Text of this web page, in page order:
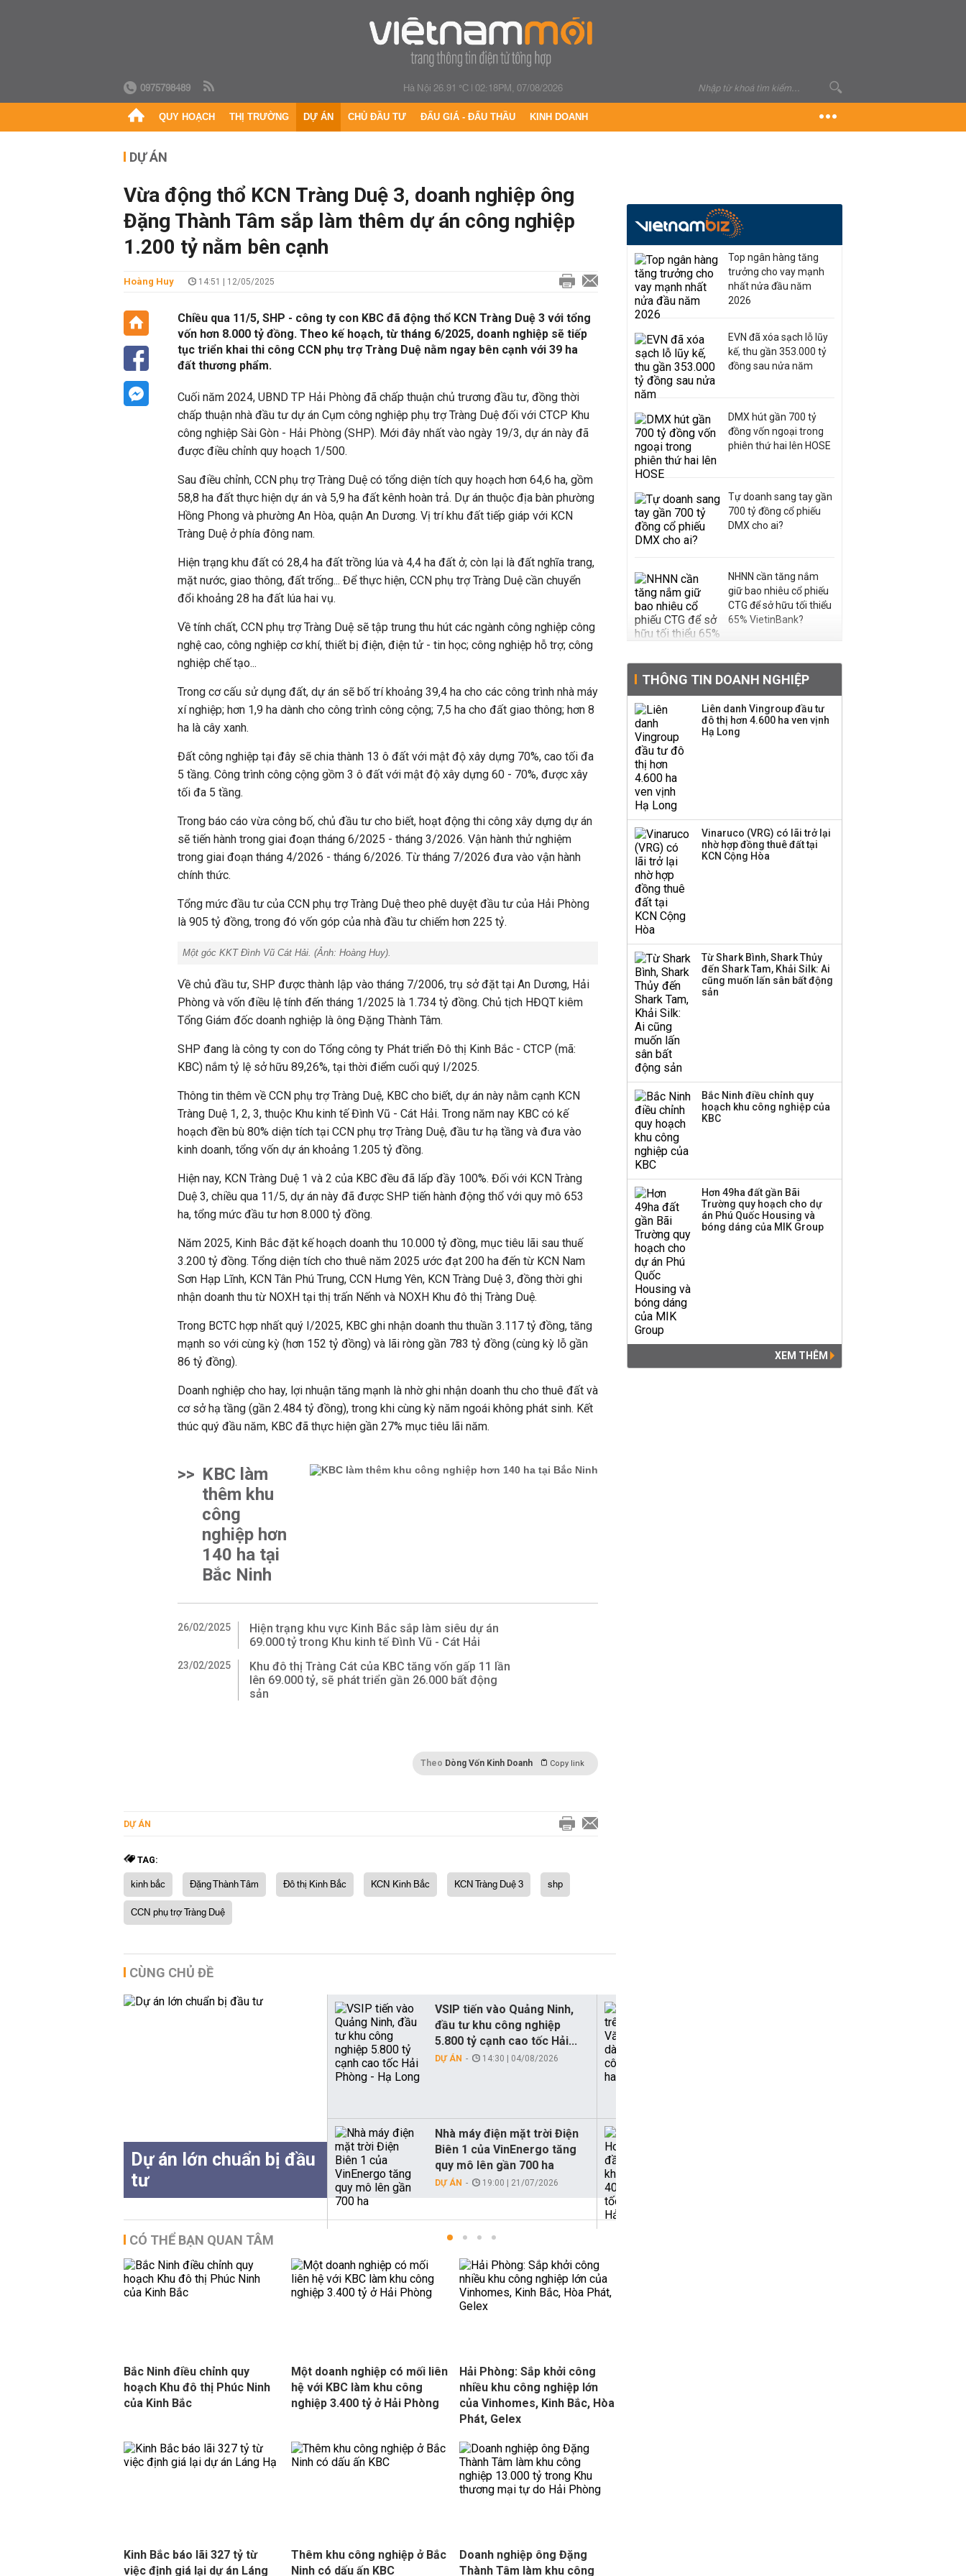
0975798489 Hà Nội 26.91 °C|02:18PM, 07/08/2026
QUY HOẠCH THỊ TRƯỜNG DỰ ÁN CHỦ ĐẦU TƯ ĐẤU GIÁ - ĐẤU THẦU KINH DOANH
DỰ ÁN
Vừa động thổ KCN Tràng Duệ 3, doanh nghiệp ông
Đặng Thành Tâm sắp làm thêm dự án công nghiệp
1.200 tỷ nằm bên cạnh
Hoàng Huy 14:51 | 12/05/2025
Chiều qua 11/5, SHP - công ty con KBC đã động thổ KCN Tràng Duệ 3 với tổng
vốn hơn 8.000 tỷ đồng. Theo kế hoạch, từ tháng 6/2025, doanh nghiệp sẽ tiếp
tục triển khai thi công CCN phụ trợ Tràng Duệ nằm ngay bên cạnh với 39 ha
đất thương phẩm.
Cuối năm 2024, UBND TP Hải Phòng đã chấp thuận chủ trương đầu tư, đồng thời
chấp thuận nhà đầu tư dự án Cụm công nghiệp phụ trợ Tràng Duệ đối với CTCP Khu
công nghiệp Sài Gòn - Hải Phòng (SHP). Mới đây nhất vào ngày 19/3, dự án này đã
được điều chỉnh quy hoạch 1/500.
Sau điều chỉnh, CCN phụ trợ Tràng Duệ có tổng diện tích quy hoạch hơn 64,6 ha, gồm
58,8 ha đất thực hiện dự án và 5,9 ha đất kênh hoàn trả. Dự án thuộc địa bàn phường
Hồng Phong và phường An Hòa, quận An Dương. Vị trí khu đất tiếp giáp với KCN
Tràng Duệ ở phía đông nam.
Hiện trạng khu đất có 28,4 ha đất trồng lúa và 4,4 ha đất ở; còn lại là đất nghĩa trang,
mặt nước, giao thông, đất trống... Để thực hiện, CCN phụ trợ Tràng Duệ cần chuyển
đổi khoảng 28 ha đất lúa hai vụ.
Về tính chất, CCN phụ trợ Tràng Duệ sẽ tập trung thu hút các ngành công nghiệp công
nghệ cao, công nghiệp cơ khí, thiết bị điện, điện tử - tin học; công nghiệp hỗ trợ; công
nghiệp chế tạo...
Trong cơ cấu sử dụng đất, dự án sẽ bố trí khoảng 39,4 ha cho các công trình nhà máy
xí nghiệp; hơn 1,9 ha dành cho công trình công cộng; 7,5 ha cho đất giao thông; hơn 8
ha là cây xanh.
Đất công nghiệp tại đây sẽ chia thành 13 ô đất với mật độ xây dựng 70%, cao tối đa
5 tầng. Công trình công cộng gồm 3 ô đất với mật độ xây dựng 60 - 70%, được xây
tối đa 5 tầng.
Trong báo cáo vừa công bố, chủ đầu tư cho biết, hoạt động thi công xây dựng dự án
sẽ tiến hành trong giai đoạn tháng 6/2025 - tháng 3/2026. Vận hành thử nghiệm
trong giai đoạn tháng 4/2026 - tháng 6/2026. Từ tháng 7/2026 đưa vào vận hành
chính thức.
Tổng mức đầu tư của CCN phụ trợ Tràng Duệ theo phê duyệt đầu tư của Hải Phòng
là 905 tỷ đồng, trong đó vốn góp của nhà đầu tư chiếm hơn 225 tỷ.
Một góc KKT Đình Vũ Cát Hải. (Ảnh: Hoàng Huy).
Về chủ đầu tư, SHP được thành lập vào tháng 7/2006, trụ sở đặt tại An Dương, Hải
Phòng và vốn điều lệ tính đến tháng 1/2025 là 1.734 tỷ đồng. Chủ tịch HĐQT kiêm
Tổng Giám đốc doanh nghiệp là ông Đặng Thành Tâm.
SHP đang là công ty con do Tổng công ty Phát triển Đô thị Kinh Bắc - CTCP (mã:
KBC) nắm tỷ lệ sở hữu 89,26%, tại thời điểm cuối quý I/2025.
Thông tin thêm về CCN phụ trợ Tràng Duệ, KBC cho biết, dự án này nằm cạnh KCN
Tràng Duệ 1, 2, 3, thuộc Khu kinh tế Đình Vũ - Cát Hải. Trong năm nay KBC có kế
hoạch đền bù 80% diện tích tại CCN phụ trợ Tràng Duệ, đầu tư hạ tầng và đưa vào
kinh doanh, tổng vốn dự án khoảng 1.205 tỷ đồng.
Hiện nay, KCN Tràng Duệ 1 và 2 của KBC đều đã lấp đầy 100%. Đối với KCN Tràng
Duệ 3, chiều qua 11/5, dự án này đã được SHP tiến hành động thổ với quy mô 653
ha, tổng mức đầu tư hơn 8.000 tỷ đồng.
Năm 2025, Kinh Bắc đặt kế hoạch doanh thu 10.000 tỷ đồng, mục tiêu lãi sau thuế
3.200 tỷ đồng. Tổng diện tích cho thuê năm 2025 ước đạt 200 ha đến từ KCN Nam
Sơn Hạp Lĩnh, KCN Tân Phú Trung, CCN Hưng Yên, KCN Tràng Duệ 3, đồng thời ghi
nhận doanh thu từ NOXH tại thị trấn Nếnh và NOXH Khu đô thị Tràng Duệ.
Trong BCTC hợp nhất quý I/2025, KBC ghi nhận doanh thu thuần 3.117 tỷ đồng, tăng
mạnh so với cùng kỳ (hơn 152 tỷ đồng) và lãi ròng gần 783 tỷ đồng (cùng kỳ lỗ gần
86 tỷ đồng).
Doanh nghiệp cho hay, lợi nhuận tăng mạnh là nhờ ghi nhận doanh thu cho thuê đất và
cơ sở hạ tầng (gần 2.484 tỷ đồng), trong khi cùng kỳ năm ngoái không phát sinh. Kết
thúc quý đầu năm, KBC đã thực hiện gần 27% mục tiêu lãi năm.
>> KBC làm
thêm khu
công
nghiệp hơn
140 ha tại
Bắc Ninh
26/02/2025
Hiện trạng khu vực Kinh Bắc sắp làm siêu dự án
69.000 tỷ trong Khu kinh tế Đình Vũ - Cát Hải
23/02/2025
Khu đô thị Tràng Cát của KBC tăng vốn gấp 11 lần
lên 69.000 tỷ, sẽ phát triển gần 26.000 bất động
sản
Theo Dòng Vốn Kinh Doanh Copy link
DỰ ÁN
TAG:
kinh bắc Đặng Thành Tâm Đô thị Kinh Bắc KCN Kinh Bắc KCN Tràng Duệ 3
shp
CCN phụ trợ Tràng Duệ
CÙNG CHỦ ĐỀ
Dự án lớn chuẩn bị đầu
tư
VSIP tiến vào Quảng Ninh,
đầu tư khu công nghiệp
5.800 tỷ cạnh cao tốc Hải...
DỰ ÁN 14:30 | 04/08/2026
Nhà máy điện mặt trời Điện
Biên 1 của VinEnergo tăng
quy mô lên gần 700 ha
DỰ ÁN 19:00 | 21/07/2026
CÓ THỂ BẠN QUAN TÂM
Bắc Ninh điều chỉnh quy
hoạch Khu đô thị Phúc Ninh
của Kinh Bắc
Một doanh nghiệp có mối liên
hệ với KBC làm khu công
nghiệp 3.400 tỷ ở Hải Phòng
Hải Phòng: Sắp khởi công
nhiều khu công nghiệp lớn
của Vinhomes, Kinh Bắc, Hòa
Phát, Gelex
Kinh Bắc báo lãi 327 tỷ từ
việc định giá lại dự án Láng
Thêm khu công nghiệp ở Bắc
Ninh có dấu ấn KBC
Doanh nghiệp ông Đặng
Thành Tâm làm khu công
Top ngân hàng tăng
trưởng cho vay mạnh
nhất nửa đầu năm
2026
EVN đã xóa sạch lỗ lũy
kế, thu gần 353.000 tỷ
đồng sau nửa năm
DMX hút gần 700 tỷ
đồng vốn ngoại trong
phiên thứ hai lên HOSE
Tự doanh sang tay gần
700 tỷ đồng cổ phiếu
DMX cho ai?
NHNN cần tăng nắm
giữ bao nhiêu cổ phiếu
CTG để sở hữu tối thiểu
65% VietinBank?
62.000 tỷ đồng tiền
mặt, ngang ngửa MWG
Bà Lê Thị Thu Thủy gửi
thu nhập cho hộ kinh
doanh, doanh nghiệp
có doanh thu dưới 10 tỷ
THÔNG TIN DOANH NGHIỆP
Liên danh Vingroup đầu tư
đô thị hơn 4.600 ha ven vịnh
Hạ Long
Vinaruco (VRG) có lãi trở lại
nhờ hợp đồng thuê đất tại
KCN Cộng Hòa
Từ Shark Bình, Shark Thủy
đến Shark Tam, Khải Silk: Ai
cũng muốn lấn sân bất động
sản
Bắc Ninh điều chỉnh quy
hoạch khu công nghiệp của
KBC
Hơn 49ha đất gần Bãi
Trường quy hoạch cho dự
án Phú Quốc Housing và
bóng dáng của MIK Group
XEM THÊM